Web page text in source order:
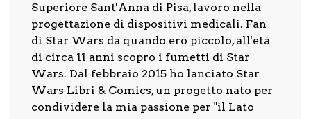
Superiore Sant'Anna di Pisa, lavoro nella
progettazione di dispositivi medicali. Fan
di Star Wars da quando ero piccolo, all'età
di circa 11 anni scopro i fumetti di Star
Wars. Dal febbraio 2015 ho lanciato Star
Wars Libri & Comics, un progetto nato per
condividere la mia passione per "il Lato